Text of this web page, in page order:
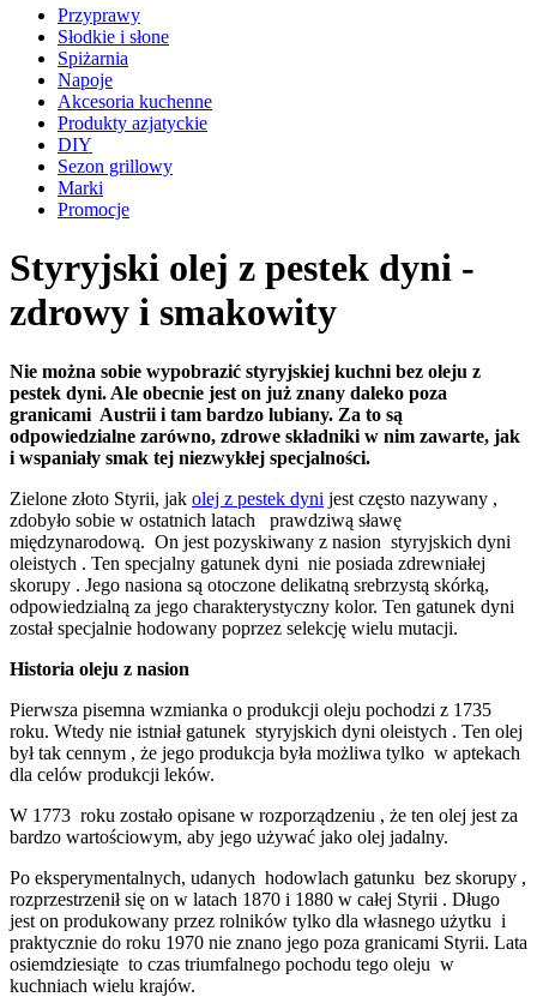
Przyprawy
Słodkie i słone
Spiżarnia
Napoje
Akcesoria kuchenne
Produkty azjatyckie
DIY
Sezon grillowy
Marki
Promocje
Styryjski olej z pestek dyni -
zdrowy i smakowity
Nie można sobie wypobrazić styryjskiej kuchni bez oleju z
pestek dyni. Ale obecnie jest on już znany daleko poza
granicami Austrii i tam bardzo lubiany. Za to są
odpowiedzialne zarówno, zdrowe składniki w nim zawarte, jak
i wspaniały smak tej niezwykłej specjalności.
Zielone złoto Styrii, jak olej z pestek dyni jest często nazywany ,
zdobyło sobie w ostatnich latach prawdziwą sławę
międzynarodową. On jest pozyskiwany z nasion styryjskich dyni
oleistych . Ten specjalny gatunek dyni nie posiada zdrewniałej
skorupy . Jego nasiona są otoczone delikatną srebrzystą skórką,
odpowiedzialną za jego charakterystyczny kolor. Ten gatunek dyni
został specjalnie hodowany poprzez selekcję wielu mutacji.
Historia oleju z nasion
Pierwsza pisemna wzmianka o produkcji oleju pochodzi z 1735
roku. Wtedy nie istniał gatunek styryjskich dyni oleistych . Ten olej
był tak cennym , że jego produkcja była możliwa tylko w aptekach
dla celów produkcji leków.
W 1773 roku zostało opisane w rozporządzeniu , że ten olej jest za
bardzo wartościowym, aby jego używać jako olej jadalny.
Po eksperymentalnych, udanych hodowlach gatunku bez skorupy ,
rozprzestrzenił się on w latach 1870 i 1880 w całej Styrii . Długo
jest on produkowany przez rolników tylko dla własnego użytku i
praktycznie do roku 1970 nie znano jego poza granicami Styrii. Lata
osiemdziesiąte to czas triumfalnego pochodu tego oleju w
kuchniach wielu krajów.